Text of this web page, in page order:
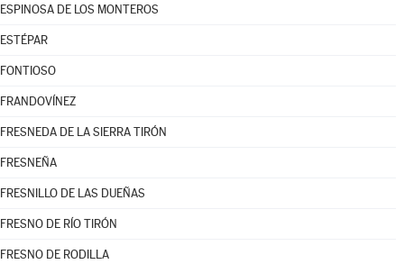
ESPINOSA DE LOS MONTEROS
ESTÉPAR
FONTIOSO
FRANDOVÍNEZ
FRESNEDA DE LA SIERRA TIRÓN
FRESNEÑA
FRESNILLO DE LAS DUEÑAS
FRESNO DE RÍO TIRÓN
FRESNO DE RODILLA